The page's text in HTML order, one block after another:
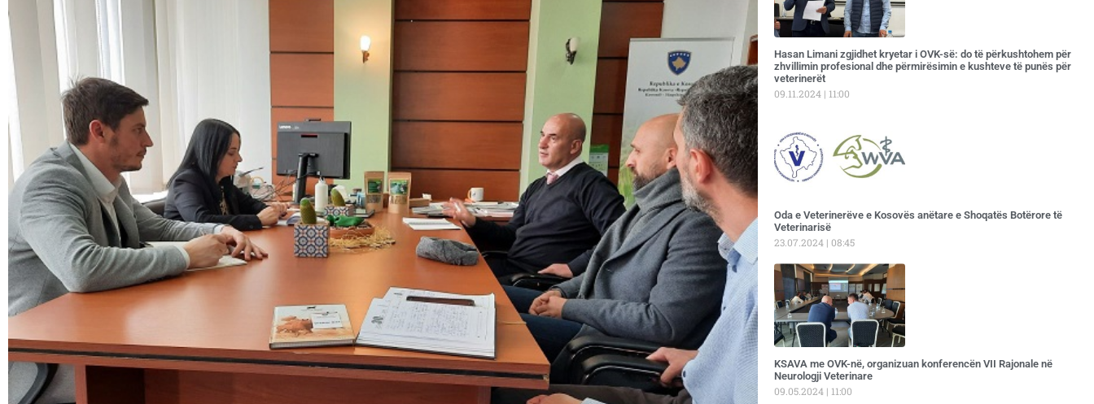
Hasan Limani zgjidhet kryetar i OVK-së: do të përkushtohem për
zhvillimin profesional dhe përmirësimin e kushteve të punës për
veterinerët
09.11.2024 11:00
Oda e Veterinerëve e Kosovës anëtare e Shoqatës Botërore të
Veterinarisë
23.07.2024 08:45
KSAVA me OVK-në, organizuan konferencën VII Rajonale në
Neurologji Veterinare
09.05.2024 11:00